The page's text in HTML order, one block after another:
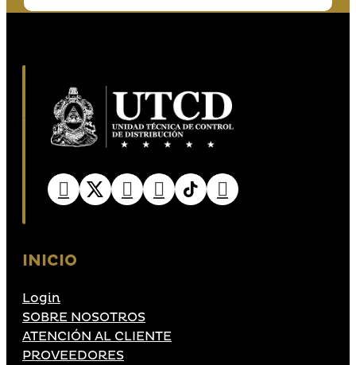
INICIO
Login
SOBRE NOSOTROS
ATENCIÓN AL CLIENTE
PROVEEDORES